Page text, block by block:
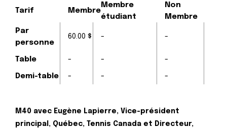
Tarif Membre
Membre
étudiant
Non
Membre
Par
personne
60.00 $ - -
Table - - -
Demi-table - - -
M40 avec Eugène Lapierre, Vice-président
principal, Québec, Tennis Canada et Directeur,